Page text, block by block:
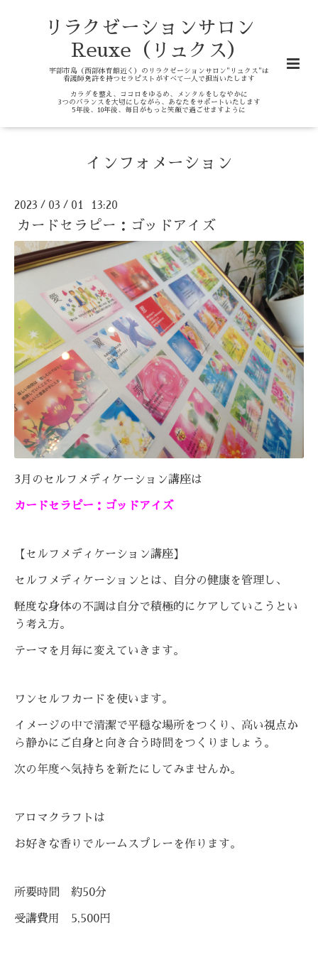
リラクゼーションサロン
Reuxe（リュクス）
宇部市島（西部体育館近く）のリラクゼーションサロン"リュクス"は
看護師免許を持つセラピストがすべて一人で担当いたします
カラダを整え、ココロをゆるめ、メンタルをしなやかに
3つのバランスを大切にしながら、あなたをサポートいたします
5年後、10年後、毎日がもっと笑顔で過ごせますように
インフォメーション
2023 / 03 / 01 13:20
カードセラピー：ゴッドアイズ
3月のセルフメディケーション講座は
カードセラピー：ゴッドアイズ
【セルフメディケーション講座】
セルフメディケーションとは、自分の健康を管理し、
軽度な身体の不調は自分で積極的にケアしていこうとい
う考え方。
テーマを月毎に変えていきます。
ワンセルフカードを使います。
イメージの中で清潔で平穏な場所をつくり、高い視点か
ら静かにご自身と向き合う時間をつくりましょう。
次の年度へ気持ちを新たにしてみませんか。
アロマクラフトは
お好きな香りでルームスプレーを作ります。
所要時間 約50分
受講費用 5,500円